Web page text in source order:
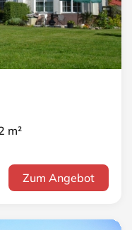
m²
Zum Angebot